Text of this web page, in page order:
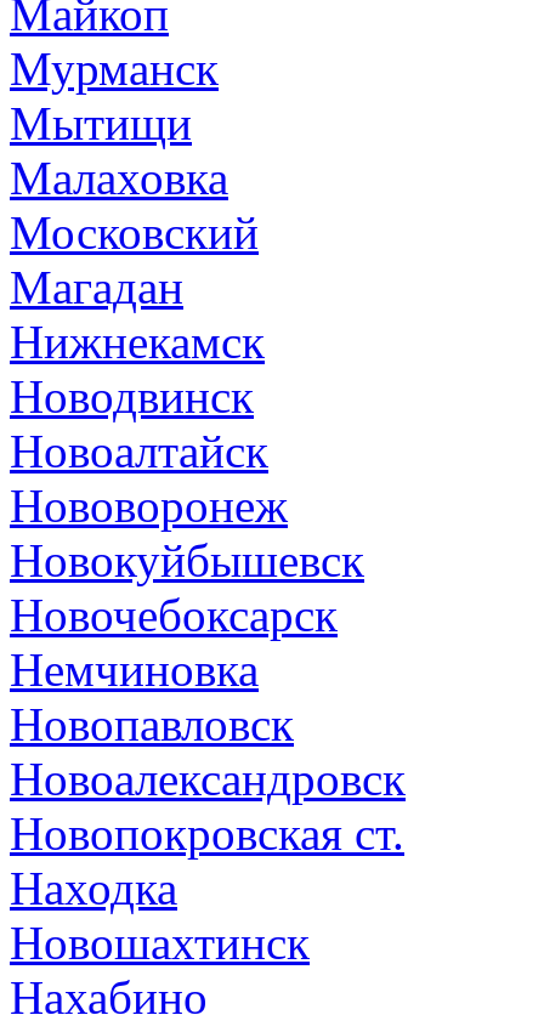
Майкоп
Мурманск
Мытищи
Малаховка
Московский
Магадан
Нижнекамск
Новодвинск
Новоалтайск
Нововоронеж
Новокуйбышевск
Новочебоксарск
Немчиновка
Новопавловск
Новоалександровск
Новопокровская ст.
Находка
Новошахтинск
Нахабино